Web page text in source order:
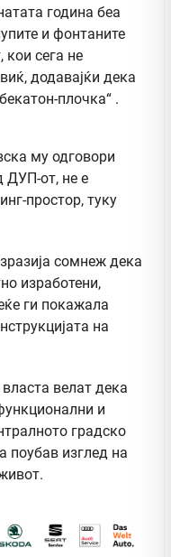
година беа
и фонтаните
кои сега не
додавајќи дека
плочка“ .
му одговори
ДУП-от, не е
простор, туку
сомнеж дека
изработени,
ги покажала
на
велат дека
и
градско
поубав изглед на